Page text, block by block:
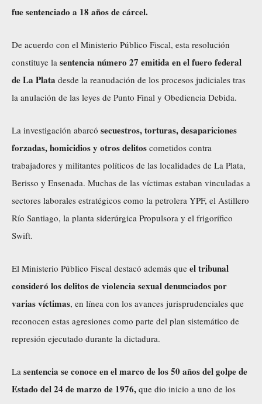
fue sentenciado a 18 años de cárcel.
De acuerdo con el Ministerio Público Fiscal, esta resolución
constituye la sentencia número 27 emitida en el fuero federal
de La Plata desde la reanudación de los procesos judiciales tras
la anulación de las leyes de Punto Final y Obediencia Debida.
La investigación abarcó secuestros, torturas, desapariciones
forzadas, homicidios y otros delitos cometidos contra
trabajadores y militantes políticos de las localidades de La Plata,
Berisso y Ensenada. Muchas de las víctimas estaban vinculadas a
sectores laborales estratégicos como la petrolera YPF, el Astillero
Río Santiago, la planta siderúrgica Propulsora y el frigorífico
Swift.
El Ministerio Público Fiscal destacó además que el tribunal
consideró los delitos de violencia sexual denunciados por
varias víctimas, en línea con los avances jurisprudenciales que
reconocen estas agresiones como parte del plan sistemático de
represión ejecutado durante la dictadura.
La sentencia se conoce en el marco de los 50 años del golpe de
Estado del 24 de marzo de 1976, que dio inicio a uno de los